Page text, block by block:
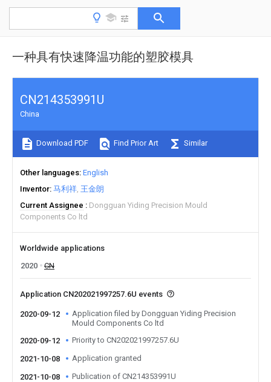
一种具有快速降温功能的塑胶模具
CN214353991U
China
Download PDF Find Prior Art Similar
Other languages English
Inventor 马利祥 王金朗
Current Assignee
Dongguan Yiding Precision Mould
Components Co ltd
Worldwide applications
2020
CN
Application CN202021997257.6U events
2020-09-12
Application filed by Dongguan Yiding Precision
Mould Components Co ltd
2020-09-12
Priority to CN202021997257.6U
2021-10-08 Application granted
2021-10-08 Publication of CN214353991U